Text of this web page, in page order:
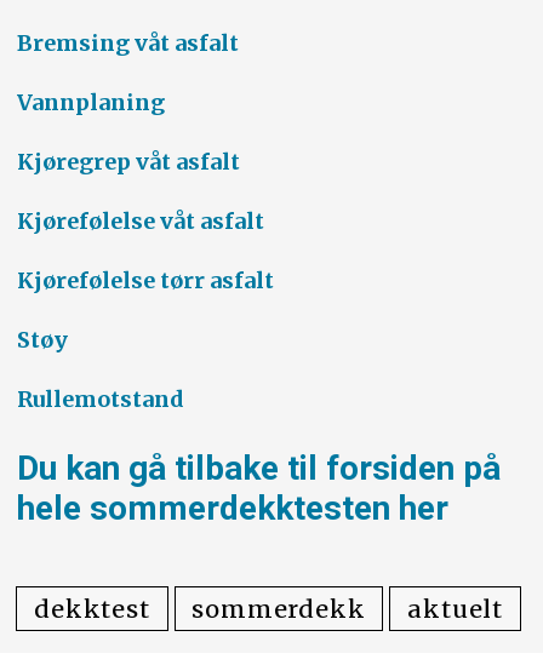
Bremsing våt asfalt
Vannplaning
Kjøregrep våt asfalt
Kjørefølelse våt asfalt
Kjørefølelse tørr asfalt
Støy
Rullemotstand
Du kan gå tilbake til forsiden på
hele sommerdekktesten her
dekktest sommerdekk aktuelt